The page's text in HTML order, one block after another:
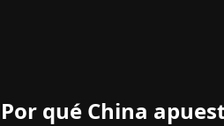
Por qué China